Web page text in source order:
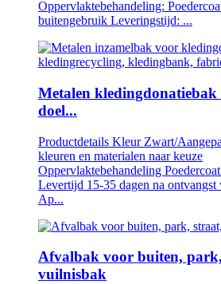
Oppervlaktebehandeling:
buitengebruik Leveringstijd: ...
Metalen kledingdonatiebak
doel...
Productdetails Kleur Zwart/
kleuren en materialen naar keuze
Oppervlaktebehandeling
Levertijd 15-35 dagen na ontvangst
Ap...
Afvalbak voor buiten,
vuilnisbak